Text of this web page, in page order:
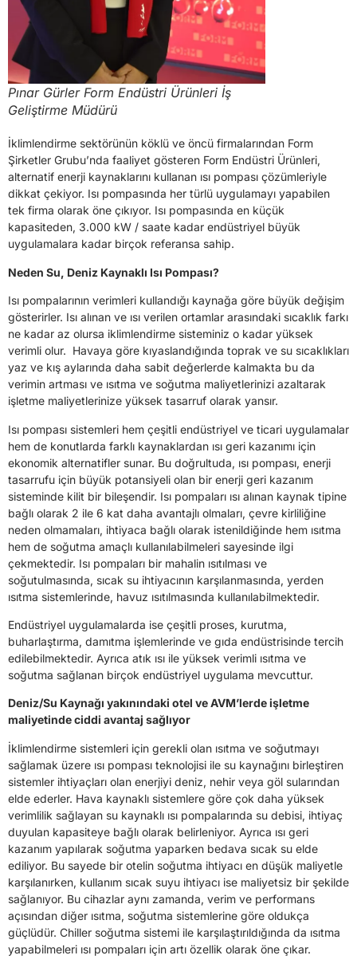
Pınar Gürler Form Endüstri Ürünleri İş
Geliştirme Müdürü
İklimlendirme sektörünün köklü ve öncü firmalarından Form
Şirketler Grubu’nda faaliyet gösteren Form Endüstri Ürünleri,
alternatif enerji kaynaklarını kullanan ısı pompası çözümleriyle
dikkat çekiyor. Isı pompasında her türlü uygulamayı yapabilen
tek firma olarak öne çıkıyor. Isı pompasında en küçük
kapasiteden, 3.000 kW / saate kadar endüstriyel büyük
uygulamalara kadar birçok referansa sahip.
Neden Su, Deniz Kaynaklı Isı Pompası?
Isı pompalarının verimleri kullandığı kaynağa göre büyük değişim
gösterirler. Isı alınan ve ısı verilen ortamlar arasındaki sıcaklık farkı
ne kadar az olursa iklimlendirme sisteminiz o kadar yüksek
verimli olur. Havaya göre kıyaslandığında toprak ve su sıcaklıkları
yaz ve kış aylarında daha sabit değerlerde kalmakta bu da
verimin artması ve ısıtma ve soğutma maliyetlerinizi azaltarak
işletme maliyetlerinize yüksek tasarruf olarak yansır.
Isı pompası sistemleri hem çeşitli endüstriyel ve ticari uygulamalar
hem de konutlarda farklı kaynaklardan ısı geri kazanımı için
ekonomik alternatifler sunar. Bu doğrultuda, ısı pompası, enerji
tasarrufu için büyük potansiyeli olan bir enerji geri kazanım
sisteminde kilit bir bileşendir. Isı pompaları ısı alınan kaynak tipine
bağlı olarak 2 ile 6 kat daha avantajlı olmaları, çevre kirliliğine
neden olmamaları, ihtiyaca bağlı olarak istenildiğinde hem ısıtma
hem de soğutma amaçlı kullanılabilmeleri sayesinde ilgi
çekmektedir. Isı pompaları bir mahalin ısıtılması ve
soğutulmasında, sıcak su ihtiyacının karşılanmasında, yerden
ısıtma sistemlerinde, havuz ısıtılmasında kullanılabilmektedir.
Endüstriyel uygulamalarda ise çeşitli proses, kurutma,
buharlaştırma, damıtma işlemlerinde ve gıda endüstrisinde tercih
edilebilmektedir. Ayrıca atık ısı ile yüksek verimli ısıtma ve
soğutma sağlanan birçok endüstriyel uygulama mevcuttur.
Deniz/Su Kaynağı yakınındaki otel ve AVM’lerde işletme
maliyetinde ciddi avantaj sağlıyor
İklimlendirme sistemleri için gerekli olan ısıtma ve soğutmayı
sağlamak üzere ısı pompası teknolojisi ile su kaynağını birleştiren
sistemler ihtiyaçları olan enerjiyi deniz, nehir veya göl sularından
elde ederler. Hava kaynaklı sistemlere göre çok daha yüksek
verimlilik sağlayan su kaynaklı ısı pompalarında su debisi, ihtiyaç
duyulan kapasiteye bağlı olarak belirleniyor. Ayrıca ısı geri
kazanım yapılarak soğutma yaparken bedava sıcak su elde
ediliyor. Bu sayede bir otelin soğutma ihtiyacı en düşük maliyetle
karşılanırken, kullanım sıcak suyu ihtiyacı ise maliyetsiz bir şekilde
sağlanıyor. Bu cihazlar aynı zamanda, verim ve performans
açısından diğer ısıtma, soğutma sistemlerine göre oldukça
güçlüdür. Chiller soğutma sistemi ile karşılaştırıldığında da ısıtma
yapabilmeleri ısı pompaları için artı özellik olarak öne çıkar.